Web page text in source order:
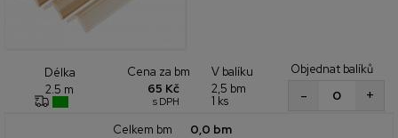
Délka
2.5 m
Cena za bm
65 Kč
s DPH
V balíku
2,5 bm
1 ks
Objednat balíků
+
-
Celkem bm 0,0 bm